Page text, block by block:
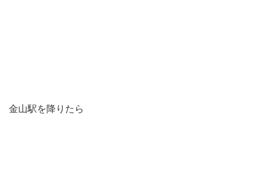
金山駅を降りたら